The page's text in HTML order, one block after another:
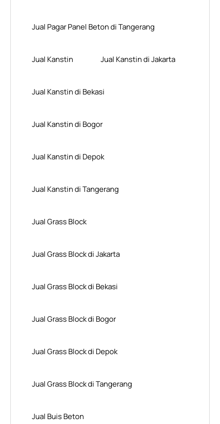
Jual Pagar Panel Beton di Tangerang
Jual Kanstin Jual Kanstin di Jakarta
Jual Kanstin di Bekasi
Jual Kanstin di Bogor
Jual Kanstin di Depok
Jual Kanstin di Tangerang
Jual Grass Block
Jual Grass Block di Jakarta
Jual Grass Block di Bekasi
Jual Grass Block di Bogor
Jual Grass Block di Depok
Jual Grass Block di Tangerang
Jual Buis Beton